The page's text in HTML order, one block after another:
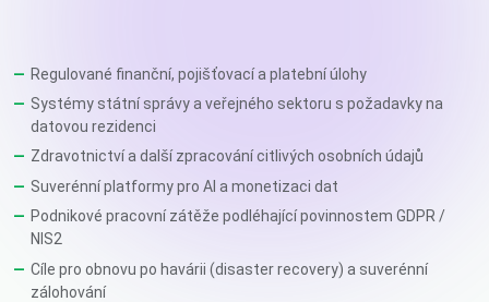
Regulované finanční, pojišťovací a platební úlohy
Systémy státní správy a veřejného sektoru s požadavky na
datovou rezidenci
Zdravotnictví a další zpracování citlivých osobních údajů
Suverénní platformy pro AI a monetizaci dat
Podnikové pracovní zátěže podléhající povinnostem GDPR /
NIS2
Cíle pro obnovu po havárii (disaster recovery) a suverénní
zálohování